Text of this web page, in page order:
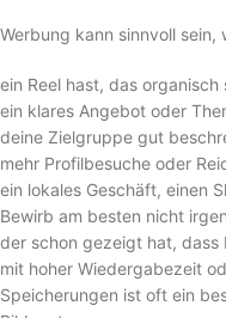
Werbung kann sinnvoll sein,
ein Reel hast, das
ein klares Angebot oder
deine Zielgruppe gut
mehr Profilbesuche oder
ein lokales Geschäft, einen
Bewirb am besten nicht
der schon gezeigt hat, dass
mit hoher Wiedergabezeit
Speicherungen ist oft ein